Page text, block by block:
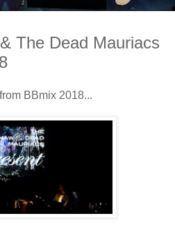
The Dead Mauriacs
BBmix 2018...